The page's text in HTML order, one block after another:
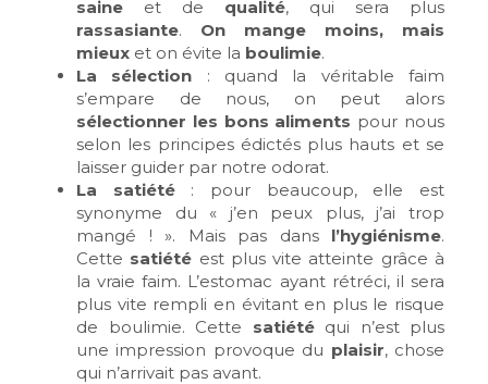
saine et de qualité, qui sera plus
rassasiante. On mange moins, mais
mieux et on évite la boulimie.
La sélection
: quand la véritable faim
s’empare de nous, on peut alors
sélectionner les bons aliments pour nous
selon les principes édictés plus hauts et se
laisser guider par notre odorat.
La satiété: pour beaucoup, elle est
synonyme du « j’en peux plus, j’ai trop
mangé ! ». Mais pas dans l’hygiénisme.
Cette satiété est plus vite atteinte grâce à
la vraie faim. L’estomac ayant rétréci, il sera
plus vite rempli en évitant en plus le risque
de boulimie. Cette satiétéqui n’est plus
une impression provoque du plaisir, chose
qui n’arrivait pas avant.